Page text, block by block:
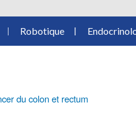
Robotique
du colon et rectum